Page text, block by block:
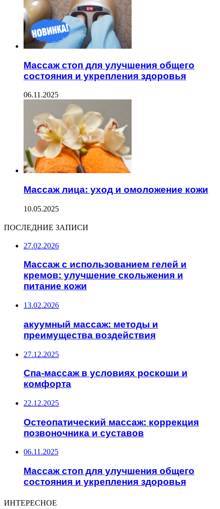
Массаж стоп для улучшения общего
состояния и укрепления здоровья
06.11.2025
Массаж лица: уход и омоложение кожи
10.05.2025
ПОСЛЕДНИЕ ЗАПИСИ
27.02.2026
Массаж с использованием гелей и
кремов: улучшение скольжения и
питание кожи
13.02.2026
акуумный массаж: методы и
преимущества воздействия
27.12.2025
Спа-массаж в условиях роскоши и
комфорта
22.12.2025
Остеопатический массаж: коррекция
позвоночника и суставов
06.11.2025
Массаж стоп для улучшения общего
состояния и укрепления здоровья
ИНТЕРЕСНОЕ